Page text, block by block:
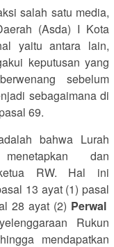
salah satu media,
(Asda) I Kota
yaitu antara lain,
keputusan yang
sebelum
sebagaimana di
69.
bahwa Lurah
dan
RW. Hal ini
13 ayat (1) pasal
28 ayat (2) Perwal
Rukun
mendapatkan